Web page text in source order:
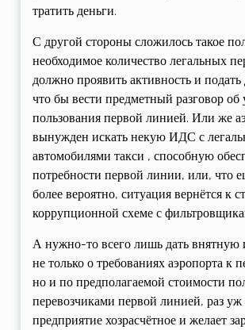
тратить деньги.
С другой стороны сложилось такое
необходимое количество легальных
должно проявить активность и
что бы вести предметный разговор об
пользования первой линией. Или же
вынужден искать некую ИДС с
автомобилями такси , способную
потребности первой линии, или, что
более вероятно, ситуация вернётся к
коррупционной схеме с
А нужно-то всего лишь дать
не только о требованиях аэропорта к
но и по предполагаемой стоимости
перевозчиками первой линией, раз
предприятие хозрасчётное и желает